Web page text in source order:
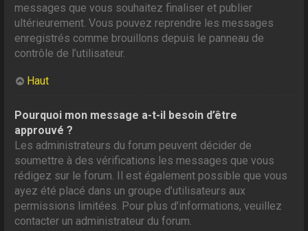
messages que vous souhaitez finaliser et publier
ultérieurement. Vous pouvez reprendre les messages
enregistrés comme brouillons depuis le panneau de
contrôle de l’utilisateur.
Haut
Pourquoi mon message a-t-il besoin d’être
approuvé ?
Les administrateurs du forum peuvent décider de
soumettre à des vérifications les messages que vous
rédigez sur le forum. Il est également possible que vous
ayez été placé dans un groupe d’utilisateurs aux
permissions limitées. Pour plus d’informations, veuillez
contacter un administrateur du forum.